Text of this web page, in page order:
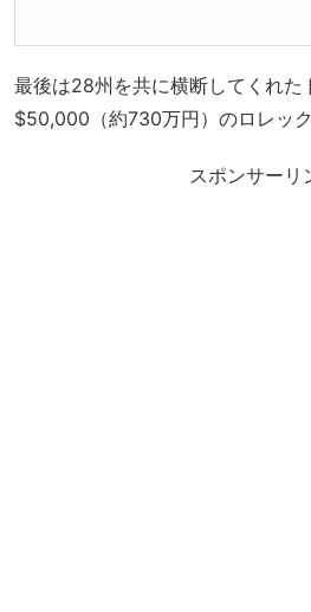
最後は28州を共に横断してくれた
$50,000（約730万円）のロレック
スポンサーリ